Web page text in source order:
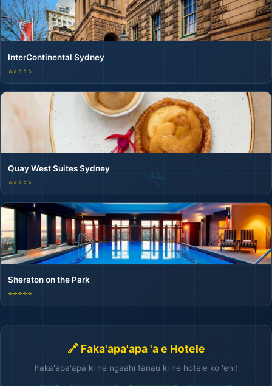
InterContinental Sydney
⭐⭐⭐⭐⭐
Quay West Suites Sydney
⭐⭐⭐⭐⭐
Sheraton on the Park
⭐⭐⭐⭐⭐
🔗 Faka'apa'apa 'a e Hotele
Faka'apa'apa ki he ngaahi fānau ki he hotele ko 'eni!